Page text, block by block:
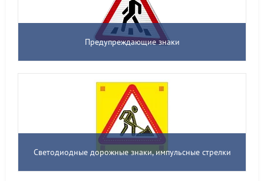
Предупреждающие знаки
Светодиодные дорожные знаки, импульсные стрелки